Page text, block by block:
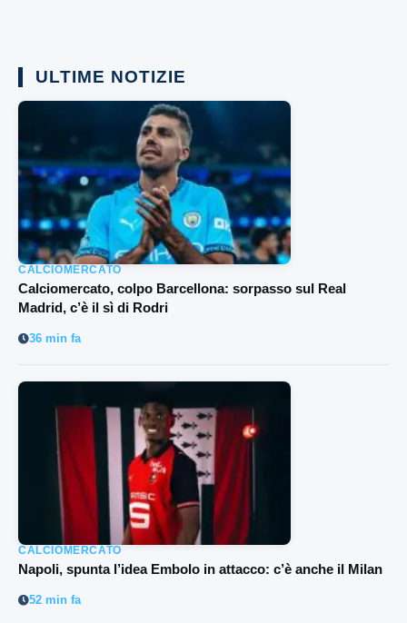
ULTIME NOTIZIE
CALCIOMERCATO
Calciomercato, colpo Barcellona: sorpasso sul Real
Madrid, c’è il sì di Rodri
36 min fa
CALCIOMERCATO
Napoli, spunta l’idea Embolo in attacco: c’è anche il Milan
52 min fa